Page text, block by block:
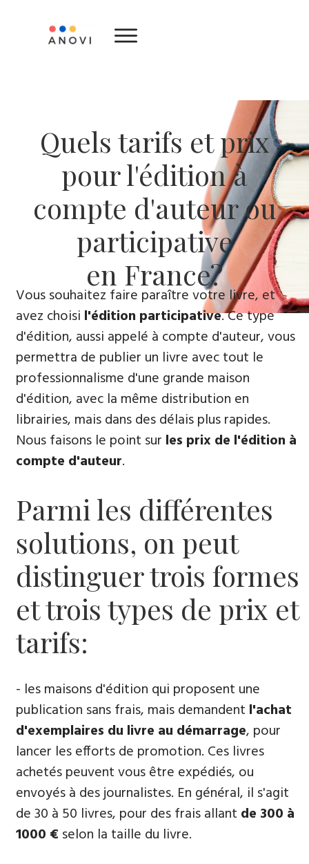
FRÉQUENTES
AVIS ET
TÉMOIGNAGES
À
PROPOS
CONTACT
ENVOYEZ
VOTRE
MANUSCRIT
Quels tarifs et prix
pour l'édition à
compte d'auteur ou
participative
en France?
Vous souhaitez faire paraître votre livre, et
avez choisi l'édition participative. Ce type
d'édition, aussi appelé à compte d'auteur, vous
permettra de publier un livre avec tout le
professionnalisme d'une grande maison
d'édition, avec la même distribution en
librairies, mais dans des délais plus rapides.
Nous faisons le point sur les prix de l'édition à
compte d'auteur.
Parmi les différentes
solutions, on peut
distinguer trois formes
et trois types de prix et
tarifs:
- les maisons d'édition qui proposent une
publication sans frais, mais demandent l'achat
d'exemplaires du livre au démarrage, pour
lancer les efforts de promotion. Ces livres
achetés peuvent vous être expédiés, ou
envoyés à des journalistes. En général, il s'agit
de 30 à 50 livres, pour des frais allant de 300 à
1000 € selon la taille du livre.